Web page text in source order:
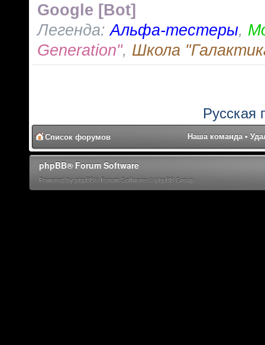
Google [Bot]
Легенда:Альфа-тестеры,
Generation", Школа
Русская
Список форумов Наша команда•
phpBB® Forum Software
Powered by phpBB® Forum Software © phpBB Group